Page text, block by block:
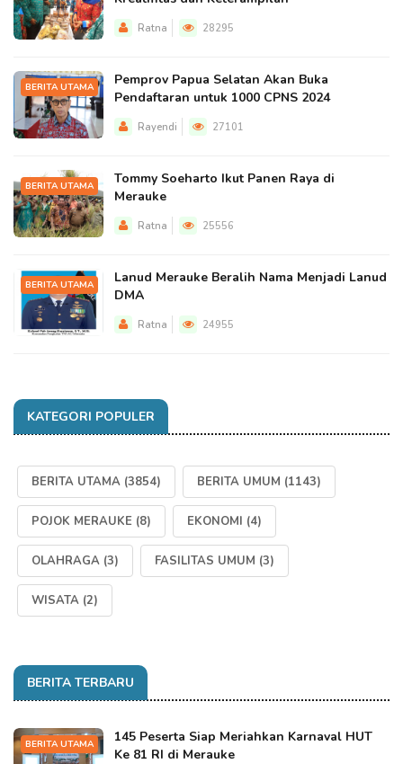
Ratna 28295
BERITA UTAMA
Pemprov Papua Selatan Akan Buka
Pendaftaran untuk 1000 CPNS 2024
Rayendi 27101
BERITA UTAMA
Tommy Soeharto Ikut Panen Raya di
Merauke
Ratna 25556
BERITA UTAMA
Lanud Merauke Beralih Nama Menjadi Lanud
DMA
Ratna 24955
KATEGORI POPULER
BERITA UTAMA (3854) BERITA UMUM (1143)
POJOK MERAUKE (8) EKONOMI (4)
OLAHRAGA (3) FASILITAS UMUM (3)
WISATA (2)
BERITA TERBARU
BERITA UTAMA
145 Peserta Siap Meriahkan Karnaval HUT
Ke 81 RI di Merauke